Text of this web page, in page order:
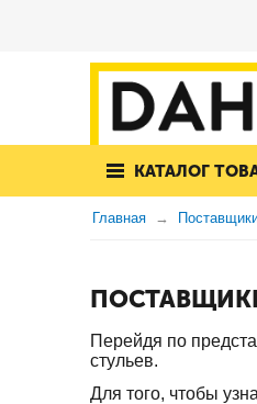
КАТАЛОГ
Главная
Перейдя по
стульев.
Для того, чтобы